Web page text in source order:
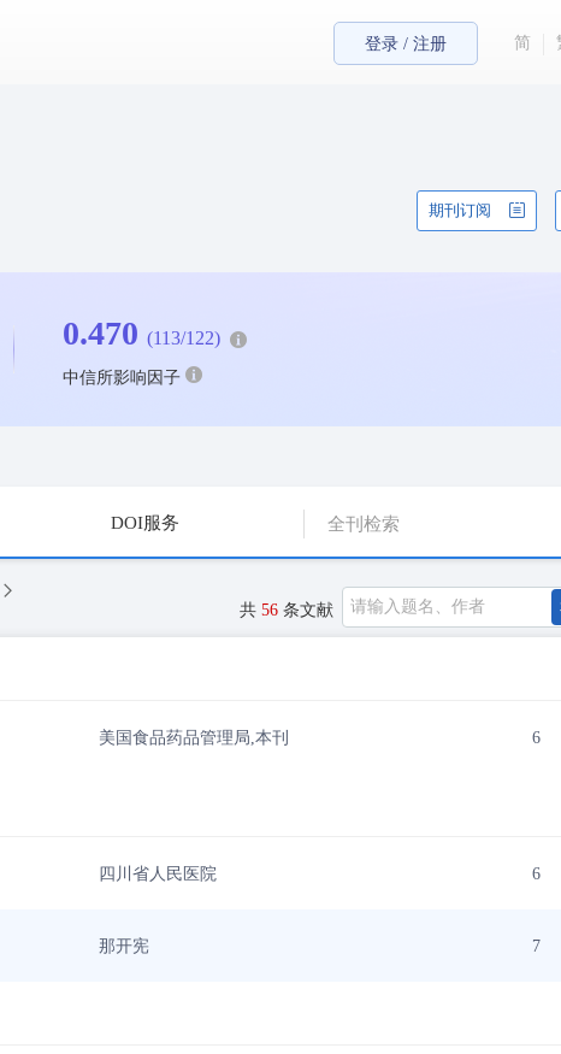
登录 / 注册 简
期刊订阅
0.470 (113/122)
中信所影响因子
DOI服务
共 56 条文献
美国食品药品管理局,本刊 6
四川省人民医院 6
那开宪 7